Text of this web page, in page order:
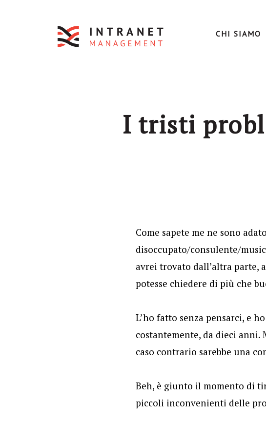
CHI SIAMO
I tristi
Come sapete me ne sono
disoccupato/consulente/
avrei trovato dall’altra parte,
potesse chiedere di più che
L’ho fatto senza pensarci, e
costantemente, da dieci anni.
caso contrario sarebbe una
Beh, è giunto il momento di
piccoli inconvenienti delle